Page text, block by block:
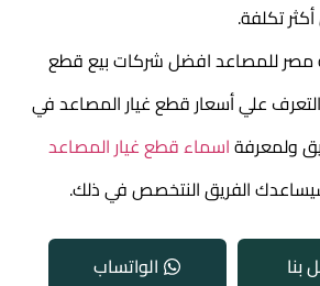
تكلفة.
للمصاعد افضلشركات بيع قطع
علي أسعار قطع غيار المصاعد في
ولمعرفةاسماء قطع غيار المصاعد
الفريق النتخصص في ذلك.
الواتساب